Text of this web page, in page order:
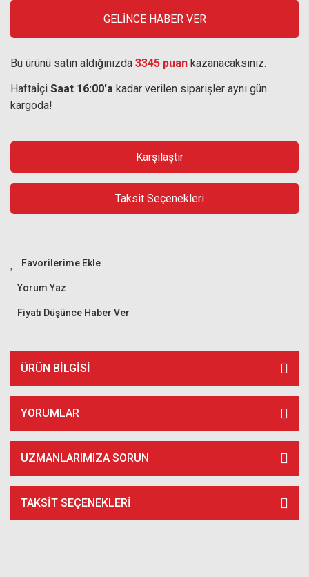
GELİNCE HABER VER
Bu ürünü satın aldığınızda 3345 puan kazanacaksınız.
Haftaİçi Saat 16:00'a kadar verilen siparişler aynı gün
kargoda!
Karşılaştır
Taksit Seçenekleri
Yorum Yaz
Fiyatı Düşünce Haber Ver
ÜRÜN BILGISI
YORUMLAR
UZMANLARIMIZA SORUN
TAKSIT SEÇENEKLERI